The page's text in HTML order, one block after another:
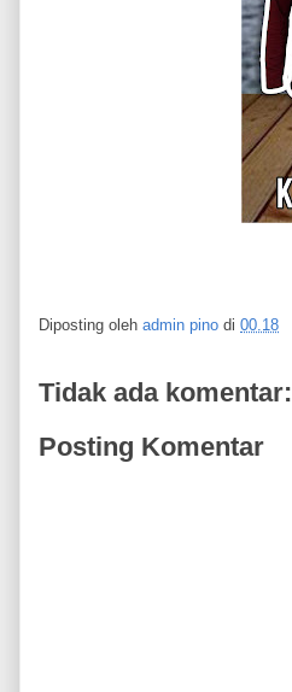
Diposting oleh admin pino di 00.18
Tidak ada komentar:
Posting Komentar